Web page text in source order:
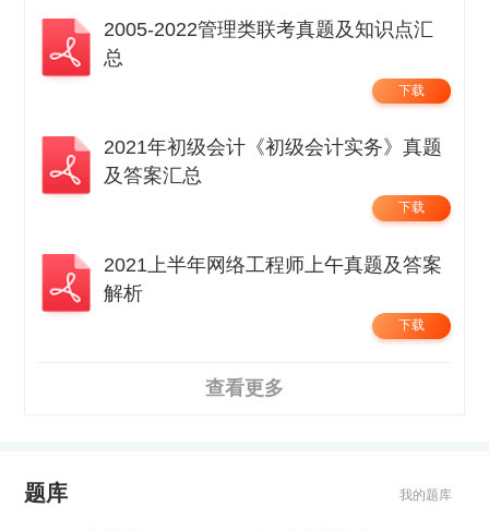
2005-2022管理类联考真题及知识点汇
总
下载
2021年初级会计《初级会计实务》真题
及答案汇总
下载
2021上半年网络工程师上午真题及答案
解析
下载
查看更多
题库 我的题库